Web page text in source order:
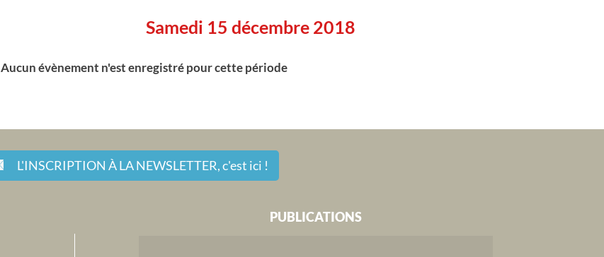
Samedi 15 décembre 2018
Aucun évènement n'est enregistré pour cette période
L'INSCRIPTION À LA NEWSLETTER,c'est ici !
PUBLICATIONS